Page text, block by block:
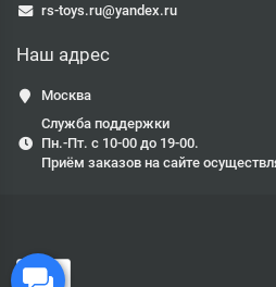
rs-toys.ru@yandex.ru
Наш адрес
Москва
Служба поддержки
Пн.-Пт. с 10-00 до 19-00.
Приём заказов на сайте